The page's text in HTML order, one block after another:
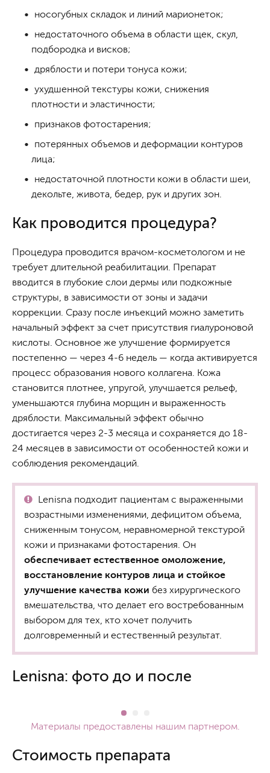
носогубных складок и линий марионеток;
недостаточного объема в области щек, скул,
подбородка и висков;
дряблости и потери тонуса кожи;
ухудшенной текстуры кожи, снижения
плотности и эластичности;
признаков фотостарения;
потерянных объемов и деформации контуров
лица;
недостаточной плотности кожи в области шеи,
декольте, живота, бедер, рук и других зон.
Как проводится процедура?
Процедура проводится врачом-косметологом и не
требует длительной реабилитации. Препарат
вводится в глубокие слои дермы или подкожные
структуры, в зависимости от зоны и задачи
коррекции. Сразу после инъекций можно заметить
начальный эффект за счет присутствия гиалуроновой
кислоты. Основное же улучшение формируется
постепенно — через 4-6 недель — когда активируется
процесс образования нового коллагена. Кожа
становится плотнее, упругой, улучшается рельеф,
уменьшаются глубина морщин и выраженность
дряблости. Максимальный эффект обычно
достигается через 2-3 месяца и сохраняется до 18-
24 месяцев в зависимости от особенностей кожи и
соблюдения рекомендаций.
Lenisna подходит пациентам с выраженными
возрастными изменениями, дефицитом объема,
сниженным тонусом, неравномерной текстурой
кожи и признаками фотостарения. Он
обеспечивает естественное омоложение,
восстановление контуров лица и стойкое
улучшение качества кожи без хирургического
вмешательства, что делает его востребованным
выбором для тех, кто хочет получить
долговременный и естественный результат.
Lenisna: фото до и после
Материалы предоставлены нашим партнером.
Стоимость препарата